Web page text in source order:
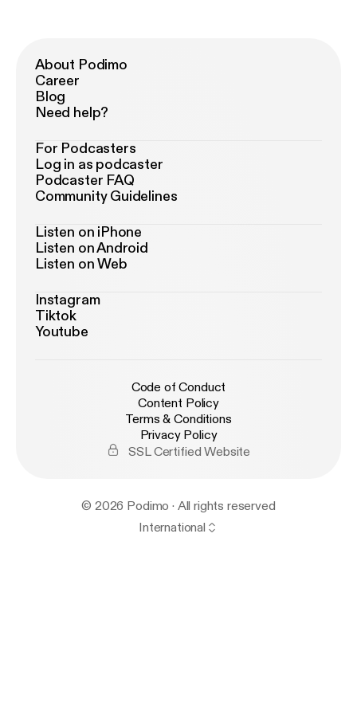
About Podimo
Career
Blog
Need help?
For Podcasters
Log in as podcaster
Podcaster FAQ
Community Guidelines
Listen on iPhone
Listen on Android
Listen on Web
Instagram
Tiktok
Youtube
Code of Conduct
Content Policy
Terms & Conditions
Privacy Policy
SSL Certified Website
© 2026 Podimo · All rights reserved
International